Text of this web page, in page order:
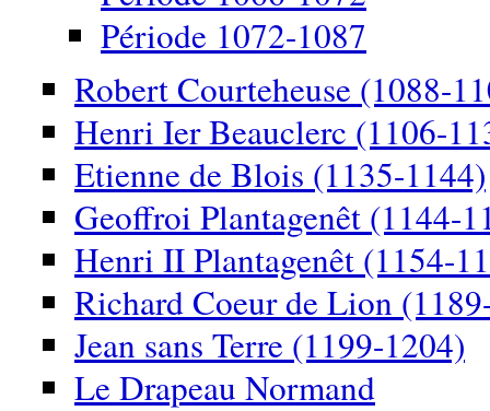
Période 1072-1087
Robert Courteheuse (1088-
Henri Ier Beauclerc (1106-
Etienne de Blois (1135-1144)
Geoffroi Plantagenêt (1144-
Henri II Plantagenêt (1154-
Richard Coeur de Lion
Jean sans Terre (1199-1204)
Le Drapeau Normand